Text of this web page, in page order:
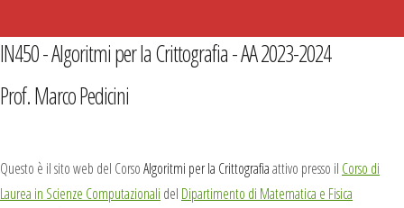
IN450 - Algoritmi per la Crittografia - AA 2023-2024
Prof. Marco Pedicini
Questo è il sito web del CorsoAlgoritmi per la Crittografiaattivo presso il Corso di
Laurea in Scienze Computazionali del Dipartimento di Matematica e Fisica